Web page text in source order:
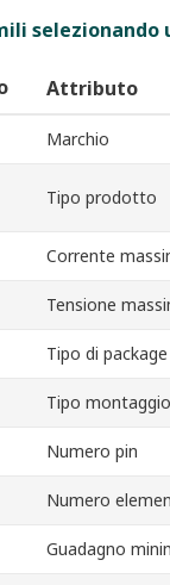
Attributo
Marchio
Tipo prodotto
Corrente
Tensione
Tipo di package
Tipo montaggio
Numero pin
Numero
Guadagno